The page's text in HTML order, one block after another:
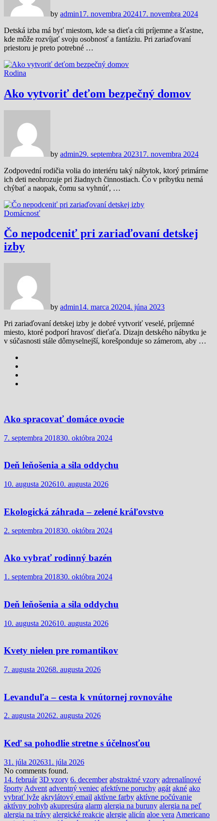
by admin17. novembra 202417. novembra 2024
Detská izba má byť miestom, kde sa dieťa cíti príjemne a šťastne,
kde môže rozvíjať svoju osobnosť a fantáziu. Pri zariaďovaní
priestoru je preto potrebné …
Rodina
Ako vytvoriť deťom bezpečný domov
by admin29. septembra 202317. novembra 2024
Zodpovední rodičia volia do interiéru taký nábytok, ktorý primárne
ich deti neohrozuje pri žiadnych činnostiach. Čo v príbytku nemá
chýbať a naopak, čomu sa vyhnúť, …
Domácnosť
Čo nepodceniť pri zariaďovaní detskej
izby
by admin14. marca 20204. júna 2023
Pri zariaďovaní detskej izby je dobré vytvoriť veselé, príjemné
miesto, ktoré podporí hravosť dieťaťa. Dizajn detského nábytku je
v súčasnosti stále dômyselnejší, korešponduje so zámerom, aby …
Ako spracovať domáce ovocie
7. septembra 201830. októbra 2024
Deň leňošenia a sila oddychu
10. augusta 202610. augusta 2026
Ekologická záhrada – zelené kráľovstvo
2. septembra 201830. októbra 2024
Ako vybrať rodinný bazén
1. septembra 201830. októbra 2024
Deň leňošenia a sila oddychu
10. augusta 202610. augusta 2026
Kvety nielen pre romantikov
7. augusta 20268. augusta 2026
Levanduľa – cesta k vnútornej rovnováhe
2. augusta 20262. augusta 2026
Keď sa pohodlie stretne s účelnosťou
31. júla 202631. júla 2026
No comments found.
14. február 3D vzory 6. december abstraktné vzory adrenalínové
športy Advent adventný veniec afektívne poruchy agát akné ako
vybrať lyže akrylátový email aktívne farby aktívne počúvanie
aktívny pohyb akupresúra alarm alergia na buruny alergia na peľ
alergia na trávy alergické reakcie alergie alicín aloe vera Americano